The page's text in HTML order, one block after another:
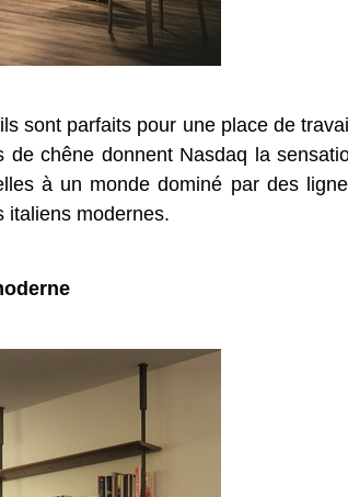
sont parfaits pour une place de
chêne donnent Nasdaq la
à un monde dominé par des
italiens modernes.